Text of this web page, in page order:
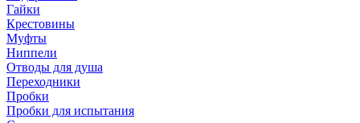
Гайки
Крестовины
Муфты
Ниппели
Отводы для душа
Переходники
Пробки
Пробки для испытания